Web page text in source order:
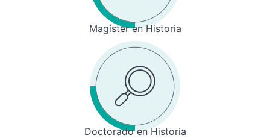
Magíster en Historia
Doctorado en Historia